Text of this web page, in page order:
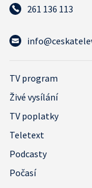
261 136 113
TV program
Živé vysílání
TV poplatky
Teletext
Podcasty
Počasí